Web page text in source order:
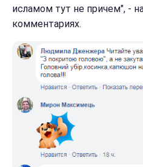
исламом тут не причем", -
комментариях.